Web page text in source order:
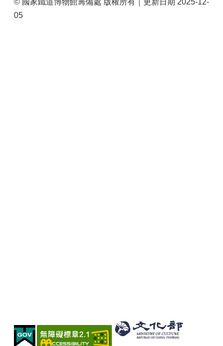
© 國家鐵道博物館籌備處 版權所有｜更新日期 2025-12-
05